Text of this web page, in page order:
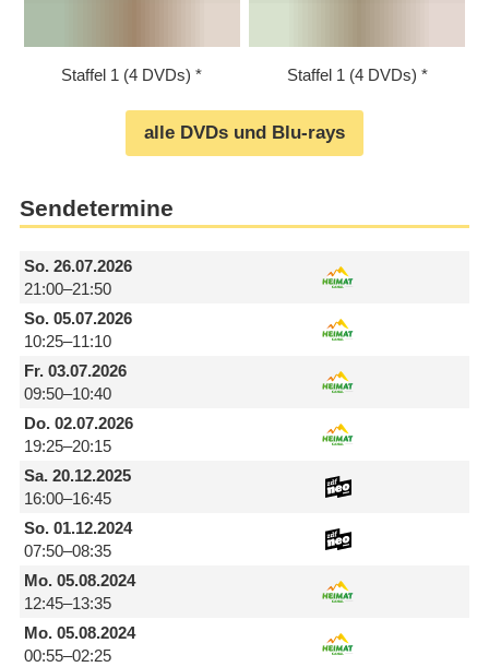
Staffel 1 (4 DVDs) Staffel 1 (4 DVDs)
alle DVDs und Blu-rays
Sendetermine
So.26.07.2026
21:00–21:50
So.05.07.2026
10:25–11:10
Fr.03.07.2026
09:50–10:40
Do.02.07.2026
19:25–20:15
Sa.20.12.2025
16:00–16:45
So.01.12.2024
07:50–08:35
Mo.05.08.2024
12:45–13:35
Mo.05.08.2024
00:55–02:25